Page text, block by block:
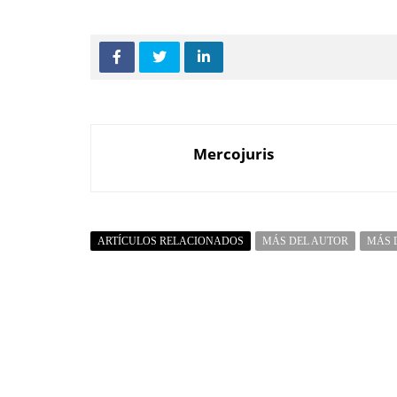
Mercojuris
ARTÍCULOS RELACIONADOS MÁS DEL AUTOR MÁS